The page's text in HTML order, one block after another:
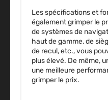
Les spécifications et
également grimper le
de systèmes de
haut de gamme, de
de recul, etc., vous
plus élevé. De même,
une meilleure
grimper le prix.